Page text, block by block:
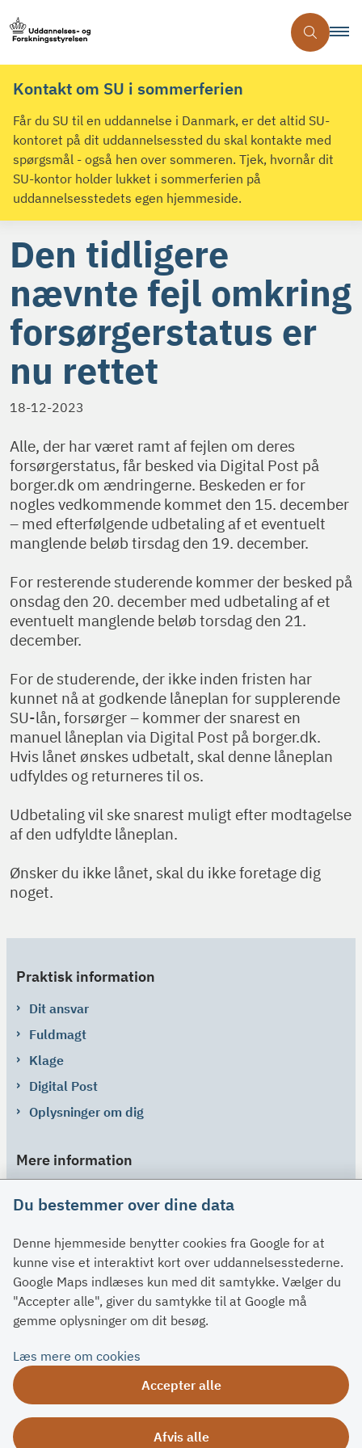
Kontakt om SU i sommerferien
Får du SU til en uddannelse i Danmark, er det altid SU-
kontoret på dit uddannelsessted du skal kontakte med
spørgsmål - også hen over sommeren. Tjek, hvornår dit
SU-kontor holder lukket i sommerferien på
uddannelsesstedets egen hjemmeside.
Den tidligere
nævnte fejl omkring
forsørgerstatus er
nu rettet
18-12-2023
Alle, der har været ramt af fejlen om deres
forsørgerstatus, får besked via Digital Post på
borger.dk om ændringerne. Beskeden er for
nogles vedkommende kommet den 15. december
– med efterfølgende udbetaling af et eventuelt
manglende beløb tirsdag den 19. december.
For resterende studerende kommer der besked på
onsdag den 20. december med udbetaling af et
eventuelt manglende beløb torsdag den 21.
december.
For de studerende, der ikke inden fristen har
kunnet nå at godkende låneplan for supplerende
SU-lån, forsørger – kommer der snarest en
manuel låneplan via Digital Post på borger.dk.
Hvis lånet ønskes udbetalt, skal denne låneplan
udfyldes og returneres til os.
Udbetaling vil ske snarest muligt efter modtagelse
af den udfyldte låneplan.
Ønsker du ikke lånet, skal du ikke foretage dig
noget.
Praktisk information
Dit ansvar
Fuldmagt
Klage
Digital Post
Oplysninger om dig
Mere information
Spørgsmål og svar
Kontakt
Paragraffer
Om su.dk
Du bestemmer over dine data
Denne hjemmeside benytter cookies fra Google for at
kunne vise et interaktivt kort over uddannelsesstederne.
Google Maps indlæses kun med dit samtykke. Vælger du
"Accepter alle", giver du samtykke til at Google må
gemme oplysninger om dit besøg.
Læs mere om cookies
Accepter alle
Afvis alle